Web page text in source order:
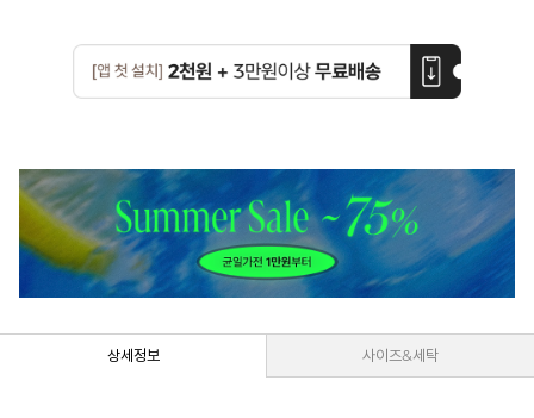
상세정보 사이즈&세탁